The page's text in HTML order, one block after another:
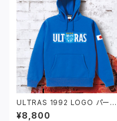
ULTRAS 1992 LOGO パーカ
ブルー
¥8,800